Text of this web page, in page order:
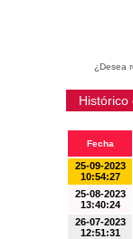
¿Desea
Histórico
Fecha
25-09-2023
10:54:27
25-08-2023
13:40:24
26-07-2023
12:51:31